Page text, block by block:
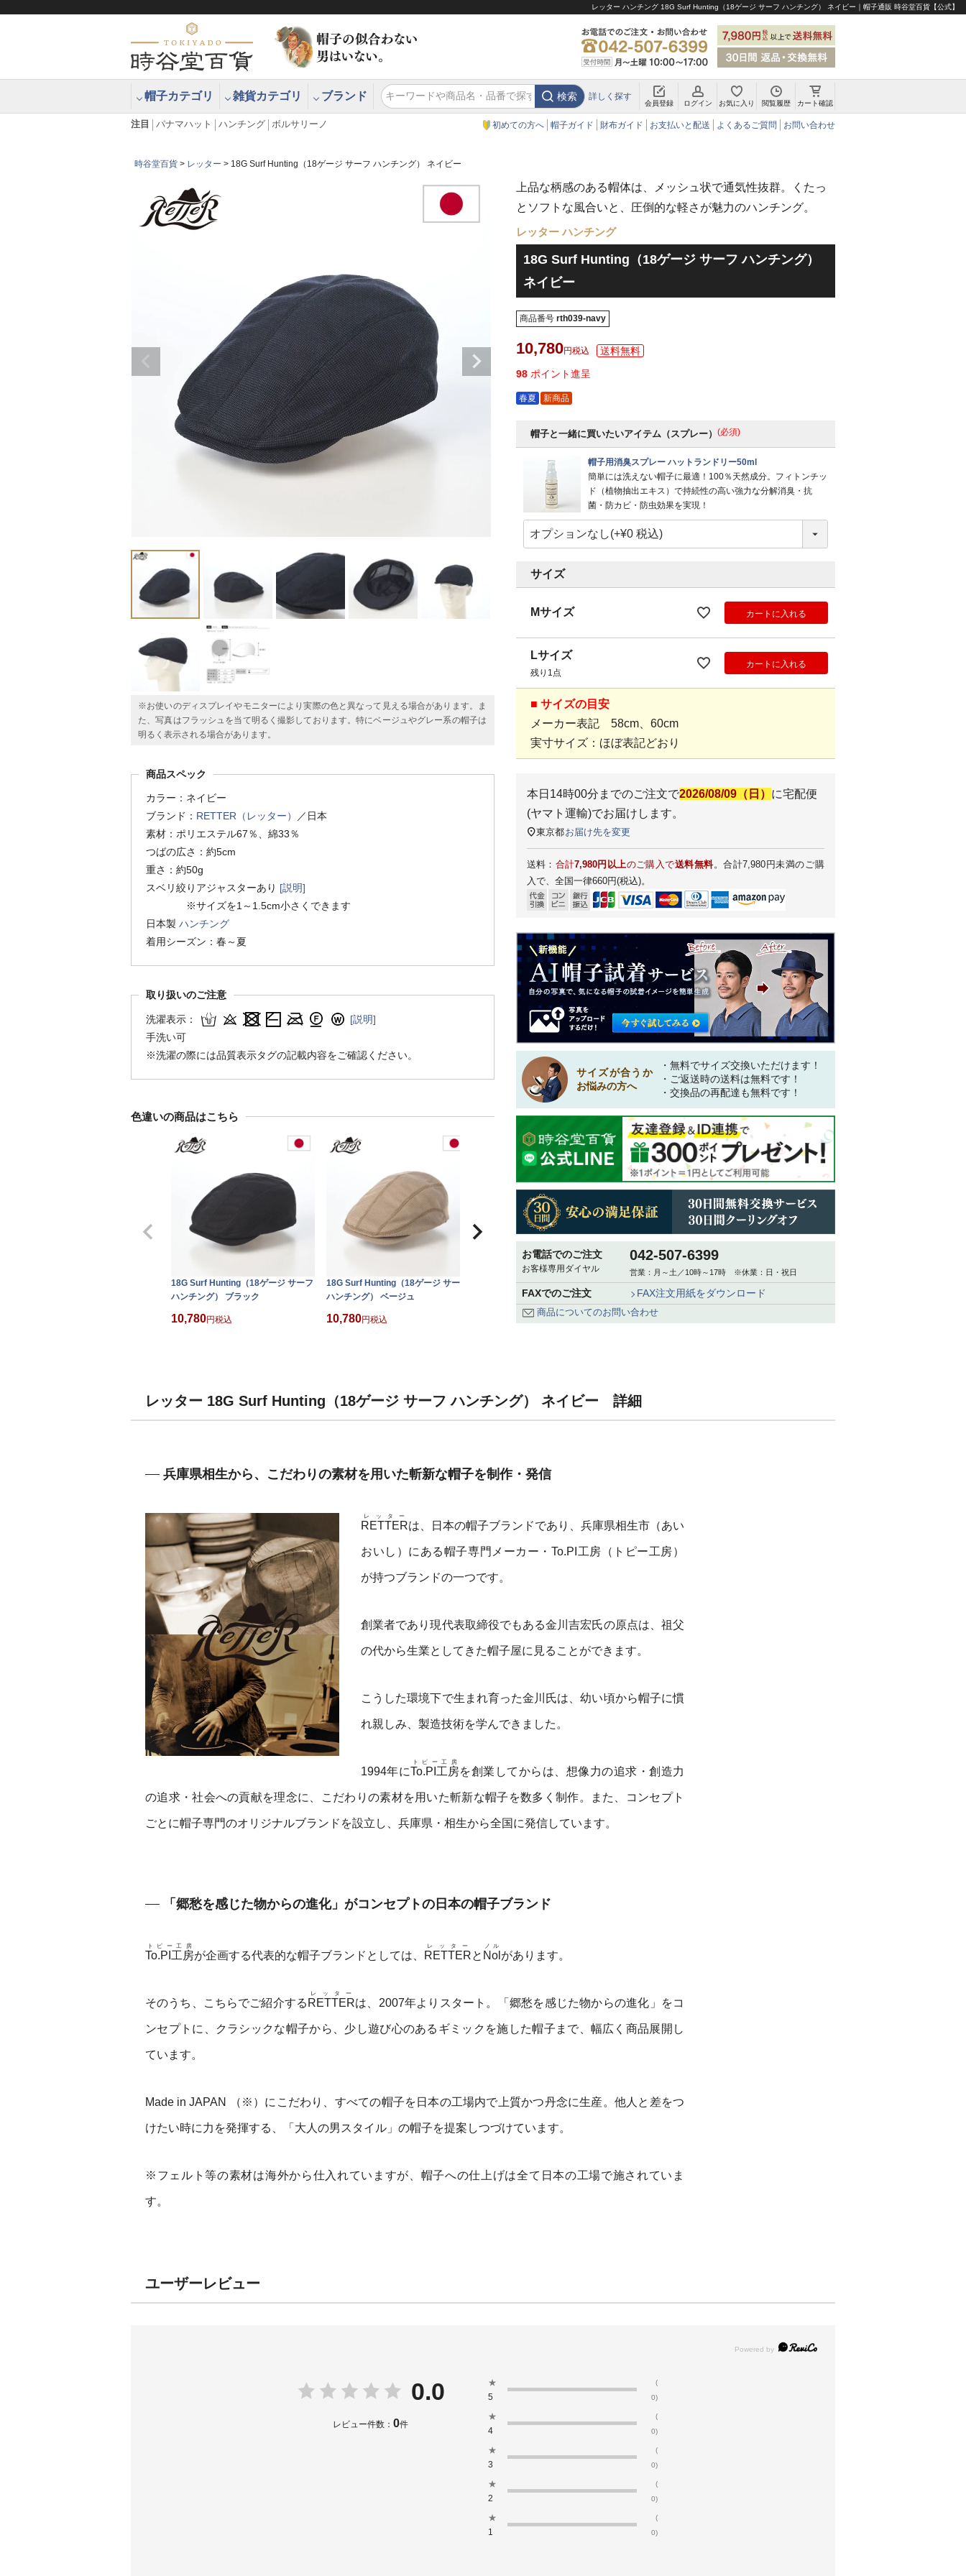
レッター ハンチング 18G Surf Hunting（18ゲージ サーフ ハンチング） ネイビー｜帽子通販 時谷堂百貨【公式】
帽子カテゴリ 雑貨カテゴリ ブランド 検索 詳しく探す
会員登録 ログイン お気に入り 閲覧履歴 カート確認
注目 パナマハット ハンチング ボルサリーノ 初めての方へ 帽子ガイド 財布ガイド お支払いと配送 よくあるご質問 お問い合わせ
時谷堂百貨 レッター 18G Surf Hunting（18ゲージ サーフ ハンチング） ネイビー
※お使いのディスプレイやモニターにより実際の色と異なって見える場合があります。ま
た、写真はフラッシュを当て明るく撮影しております。特にベージュやグレー系の帽子は
明るく表示される場合があります。
商品スペック
カラー：ネイビー
ブランド： RETTER（レッター）
／日本
素材：ポリエステル67％、綿33％
つばの広さ：約5cm
重さ：約50g
スベリ絞りアジャスターあり [説明]
※サイズを1～1.5cm小さくできます
日本製 ハンチング
着用シーズン：春～夏
取り扱いのご注意
洗濯表示：
[説明]
手洗い可
※洗濯の際には品質表示タグの記載内容をご確認ください。
色違いの商品はこちら
18G Surf Hunting（18ゲージ サーフ
ハンチング） ブラック
10,780 税込
18G Surf Hunting（18ゲージ サーフ
ハンチング） ベージュ
10,780 税込
上品な柄感のある帽体は、メッシュ状で通気性抜群。くたっ
とソフトな風合いと、圧倒的な軽さが魅力のハンチング。
レッター ハンチング
18G Surf Hunting（18ゲージ サーフ ハンチング）
ネイビー
商品番号 rth039-navy
10,780 税込
98 ポイント進呈
春夏 新商品
帽子と一緒に買いたいアイテム（スプレー） (必須)
帽子用消臭スプレー ハットランドリー50ml
簡単には洗えない帽子に最適！100％天然成分。フィトンチッ
ド（植物抽出エキス）で持続性の高い強力な分解消臭・抗
菌・防カビ・防虫効果を実現！
サイズ
Mサイズ カートに入れる
Lサイズ
残り1点
カートに入れる
■ サイズの目安
メーカー表記 58cm、60cm
実寸サイズ：ほぼ表記どおり
本日 14時00分 までのご注文で2026/08/09（日） に宅配便
(ヤマト運輸)でお届けします。
東京都お届け先を変更
送料： 合計7,980円以上のご購入で送料無料。合計7,980円未満のご購
入で、全国一律660円(税込)。
サイズが合うか
お悩みの方へ
・無料でサイズ交換いただけます！
・ご返送時の送料は無料です！
・交換品の再配達も無料です！
お電話でのご注文
お客様専用ダイヤル
042-507-6399
営業：月～土／10時～17時 ※休業：日・祝日
FAXでのご注文 FAX注文用紙をダウンロード
商品についてのお問い合わせ
レッター 18G Surf Hunting（18ゲージ サーフ ハンチング） ネイビー 詳細
兵庫県相生から、こだわりの素材を用いた斬新な帽子を制作・発信
RETTER
レッター
は、日本の帽子ブランドであり、兵庫県相生市（あい
おいし）にある帽子専門メーカー・To.PI工房（トピー工房）
が持つブランドの一つです。
創業者であり現代表取締役でもある金川吉宏氏の原点は、祖父
の代から生業としてきた帽子屋に見ることができます。
こうした環境下で生まれ育った金川氏は、幼い頃から帽子に慣
れ親しみ、製造技術を学んできました。
1994年にTo.PI工房
トピー工房
を創業してからは、想像力の追求・創造力
の追求・社会への貢献を理念に、こだわりの素材を用いた斬新な帽子を数多く制作。また、コンセプト
ごとに帽子専門のオリジナルブランドを設立し、兵庫県・相生から全国に発信しています。
「郷愁を感じた物からの進化」がコンセプトの日本の帽子ブランド
To.PI工房
トピー工房
が企画する代表的な帽子ブランドとしては、 RETTER
レッター
と Nol
ノル
があります。
そのうち、こちらでご紹介する RETTER
レッター
は、2007年よりスタート。「郷愁を感じた物からの進化」をコ
ンセプトに、クラシックな帽子から、少し遊び心のあるギミックを施した帽子まで、幅広く商品展開し
ています。
Made in JAPAN （※）にこだわり、すべての帽子を日本の工場内で上質かつ丹念に生産。他人と差をつ
けたい時に力を発揮する、「大人の男スタイル」の帽子を提案しつづけています。
※フェルト等の素材は海外から仕入れていますが、帽子への仕上げは全て日本の工場で施されていま
す。
ユーザーレビュー
0.0
レビュー件数： 0件
★
5
(
0)
★
4
(
0)
★
3
(
0)
★
2
(
0)
★
1
(
0)